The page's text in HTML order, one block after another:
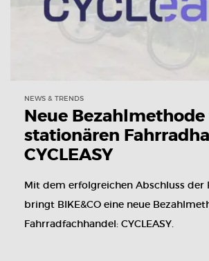
NEWS & TRENDS
Neue
stationären
CYCLEASY
Mit dem erfolgreichen Abschluss der
bringt BIKE&CO eine neue
Fahrradfachhandel: CYCLEASY.